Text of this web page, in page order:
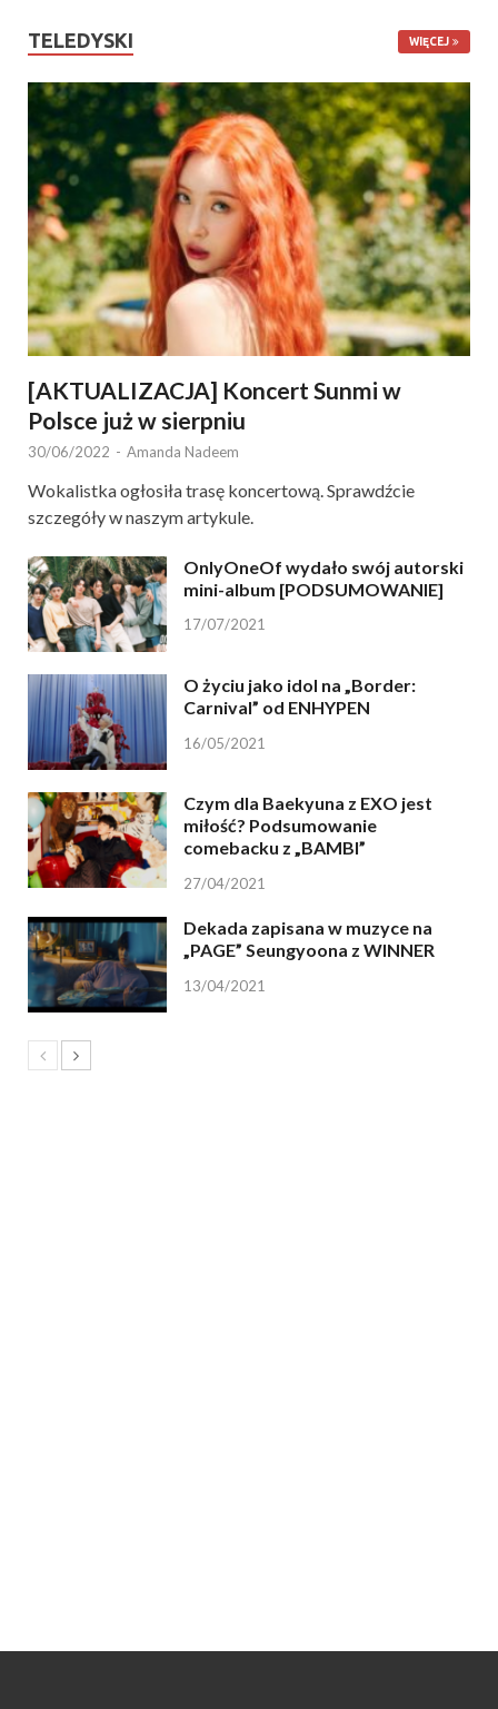
TELEDYSKI WIĘCEJ
[AKTUALIZACJA] Koncert Sunmi w
Polsce już w sierpniu
30/06/2022 - Amanda Nadeem
Wokalistka ogłosiła trasę koncertową. Sprawdźcie
szczegóły w naszym artykule.
OnlyOneOf wydało swój autorski
mini-album [PODSUMOWANIE]
17/07/2021
O życiu jako idol na „Border:
Carnival” od ENHYPEN
16/05/2021
Czym dla Baekyuna z EXO jest
miłość? Podsumowanie
comebacku z „BAMBI”
27/04/2021
Dekada zapisana w muzyce na
„PAGE” Seungyoona z WINNER
13/04/2021